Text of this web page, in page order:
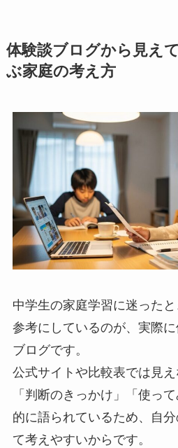
体験談ブログから見え
ぶ家庭の考え方
中学生の家庭学習に迷った
参考にしているのが、実際
ブログです。
公式サイトや比較表では見え
「判断のきっかけ」「使っ
的に語られているため、自
て考えやすいからです。